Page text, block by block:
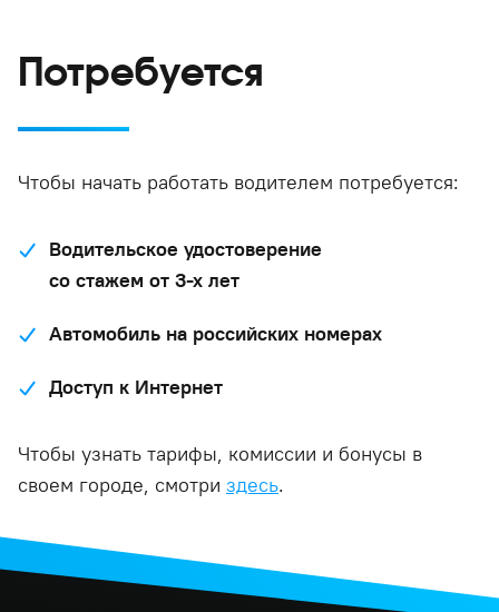
Потребуется
Чтобы начать работать водителем потребуется:
Водительское удостоверение
со стажем от 3-х лет
Автомобиль на российских номерах
Доступ к Интернет
Чтобы узнать тарифы, комиссии и бонусы в
своем городе, смотри здесь.